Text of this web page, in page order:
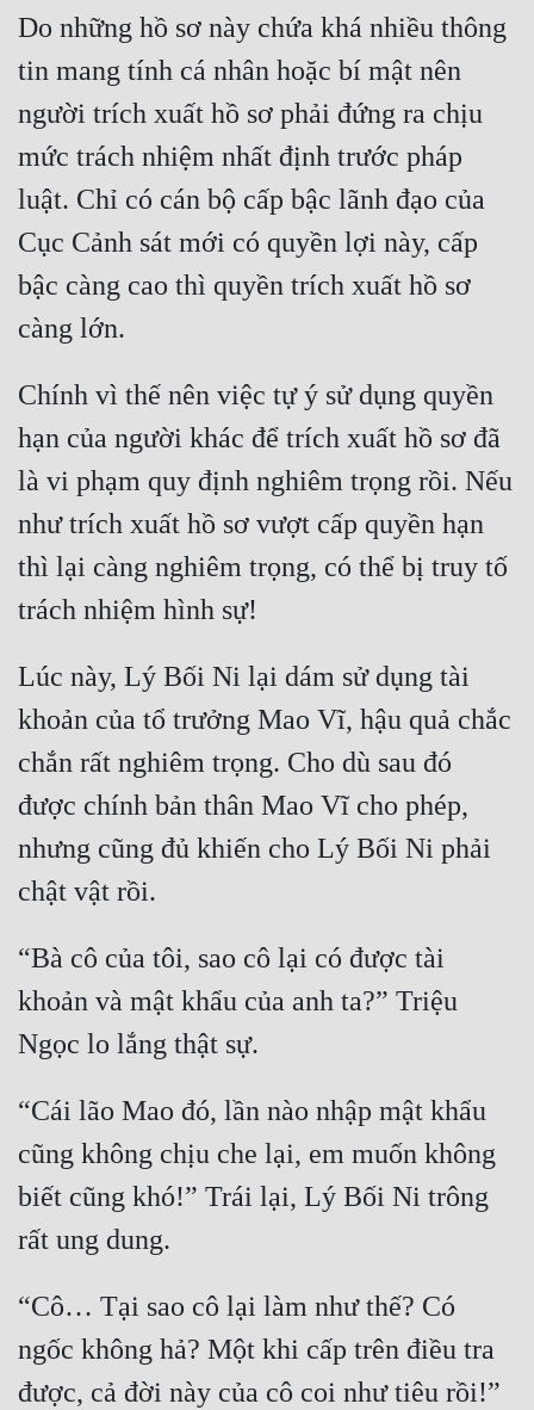
Đô Thị
Đông Phương
Đông Phương Huyền Huyễn
Đồng Nhân
Cẩu Đạo Trường Sinh
Ngự Thú
Truyện Nam
Truyện Nữ
Vô Địch Lưu
Xây Dựng Thế Lực
Đam Mỹ
Đẹp
Tính Cách Nhân Vật :
Vô Sỉ
Điềm Đạm
Do những hồ sơ này chứa khá nhiều thông
tin mang tính cá nhân hoặc bí mật nên
người trích xuất hồ sơ phải đứng ra chịu
mức trách nhiệm nhất định trước pháp
luật. Chỉ có cán bộ cấp bậc lãnh đạo của
Cục Cảnh sát mới có quyền lợi này, cấp
bậc càng cao thì quyền trích xuất hồ sơ
Chính vì thế nên việc tự ý sử dụng quyền
hạn của người khác để trích xuất hồ sơ đã
là vi phạm quy định nghiêm trọng rồi. Nếu
như trích xuất hồ sơ vượt cấp quyền hạn
thì lại càng nghiêm trọng, có thể bị truy tố
Lúc này, Lý Bối Ni lại dám sử dụng tài
khoản của tổ trưởng Mao Vĩ, hậu quả chắc
chắn rất nghiêm trọng. Cho dù sau đó
được chính bản thân Mao Vĩ cho phép,
nhưng cũng đủ khiến cho Lý Bối Ni phải
“Bà cô của tôi, sao cô lại có được tài
khoản và mật khẩu của anh ta?” Triệu
“Cái lão Mao đó, lần nào nhập mật khẩu
cũng không chịu che lại, em muốn không
biết cũng khó!” Trái lại, Lý Bối Ni trông
“Cô… Tại sao cô lại làm như thế? Có
ngốc không hả? Một khi cấp trên điều tra
được, cả đời này của cô coi như tiêu rồi!”